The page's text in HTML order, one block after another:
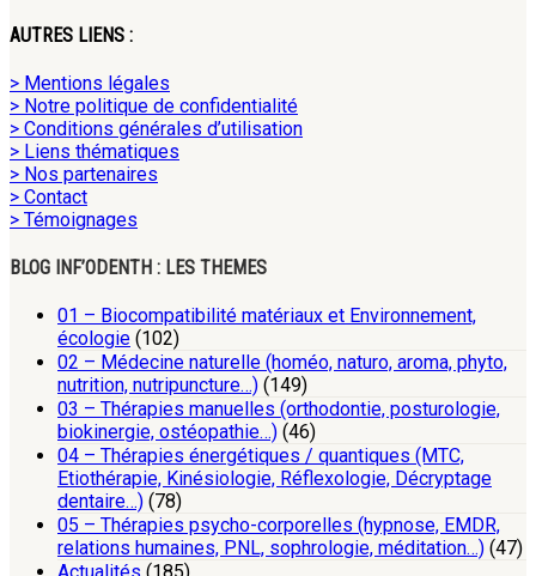
AUTRES LIENS :
> Mentions légales
> Notre politique de confidentialité
> Conditions générales d’utilisation
> Liens thématiques
> Nos partenaires
> Contact
> Témoignages
BLOG INF’ODENTH : LES THEMES
01 – Biocompatibilité matériaux et Environnement,
écologie (102)
02 – Médecine naturelle (homéo, naturo, aroma, phyto,
nutrition, nutripuncture…) (149)
03 – Thérapies manuelles (orthodontie, posturologie,
biokinergie, ostéopathie…) (46)
04 – Thérapies énergétiques / quantiques (MTC,
Etiothérapie, Kinésiologie, Réflexologie, Décryptage
dentaire…) (78)
05 – Thérapies psycho-corporelles (hypnose, EMDR,
relations humaines, PNL, sophrologie, méditation…) (47)